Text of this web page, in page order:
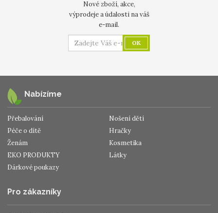
Nové zboží, akce,
výprodeje a údalosti na váš
e-mail.
OK
Nabízíme
Přebalování
Nošení dětí
Péče o dítě
Hračky
Ženám
Kosmetika
EKO PRODUKTY
Látky
Dárkové poukazy
Pro zákazníky